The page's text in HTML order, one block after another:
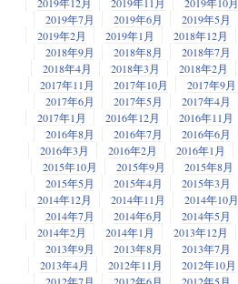
2019年7月
2019年6月 2019年5月
2019年2月
2019年1月 2018年12月
2018年9月
2018年8月 2018年7月
2018年4月
2018年3月 2018年2月
2017年11月
2017年10月 2017年9月
2017年6月
2017年5月 2017年4月
2017年1月
2016年12月 2016年11月
2016年8月
2016年7月 2016年6月
2016年3月
2016年2月 2016年1月
2015年10月
2015年9月 2015年8月
2015年5月
2015年4月 2015年3月
2014年12月
2014年11月 2014年10月
2014年7月
2014年6月 2014年5月
2014年2月
2014年1月 2013年12月
2013年9月
2013年8月 2013年7月
2013年4月
2012年11月 2012年10月
2012年7月
2012年6月 2012年5月